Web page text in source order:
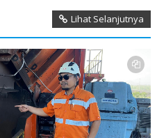
Lihat Selanjutnya